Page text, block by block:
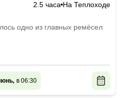
2.5 часа На Теплоходе
одно из главных ремёсел
в 06:30